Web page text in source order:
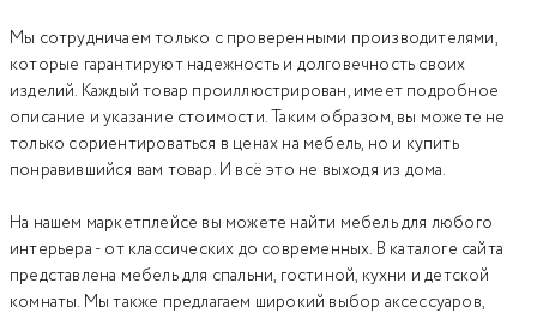
Мы сотрудничаем только с проверенными производителями,
которые гарантируют надежность и долговечность своих
изделий. Каждый товар проиллюстрирован, имеет подробное
описание и указание стоимости. Таким образом, вы можете не
только сориентироваться в ценах на мебель, но и купить
понравившийся вам товар. И всё это не выходя из дома.
На нашем маркетплейсе вы можете найти мебель для любого
интерьера - от классических до современных. В каталоге сайта
представлена мебель для спальни, гостиной, кухни идетской
комнаты. Мы также предлагаем широкий выбор аксессуаров,